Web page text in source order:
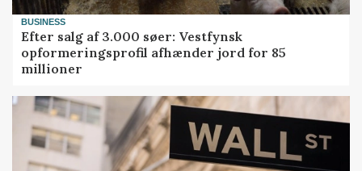
BUSINESS
Efter salg af 3.000 søer: Vestfynsk
opformeringsprofil afhænder jord for 85
millioner